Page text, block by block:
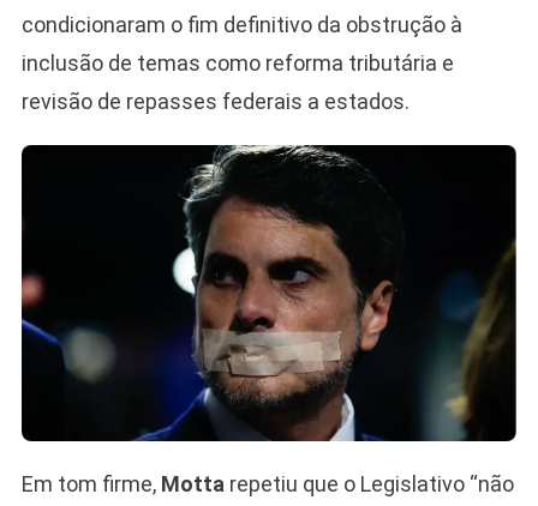
condicionaram o fim definitivo da obstrução à
inclusão de temas como reforma tributária e
revisão de repasses federais a estados.
Em tom firme, Motta repetiu que o Legislativo “não